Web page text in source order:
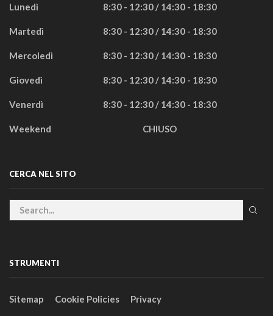
Lunedì 8:30 - 12:30 / 14:30 - 18:30
Martedì 8:30 - 12:30 / 14:30 - 18:30
Mercoledì 8:30 - 12:30 / 14:30 - 18:30
Giovedì 8:30 - 12:30 / 14:30 - 18:30
Venerdì 8:30 - 12:30 / 14:30 - 18:30
Weekend CHIUSO
CERCA NEL SITO
STRUMENTI
Sitemap Cookie Policies Privacy